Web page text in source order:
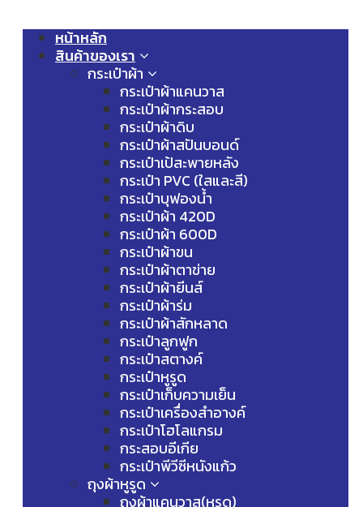
หน้าหลัก
สินค้าของเรา
กระเป๋าผ้า
กระเป๋าผ้าแคนวาส
กระเป๋าผ้ากระสอบ
กระเป๋าผ้าดิบ
กระเป๋าผ้าสปันบอนด์
กระเป๋าเป้สะพายหลัง
กระเป๋า PVC (ใสและสี)
กระเป๋าบุฟองน้ำ
กระเป๋าผ้า 420D
กระเป๋าผ้า 600D
กระเป๋าผ้าขน
กระเป๋าผ้าตาข่าย
กระเป๋าผ้ายีนส์
กระเป๋าผ้าร่ม
กระเป๋าผ้าสักหลาด
กระเป๋าลูกฟูก
กระเป๋าสตางค์
กระเป๋าหูรูด
กระเป๋าเก็บความเย็น
กระเป๋าเครื่องสำอางค์
กระเป๋าโฮโลแกรม
กระสอบอีเกีย
กระเป๋าพีวีซีหนังแก้ว
ถุงผ้าหูรูด
ถุงผ้าแคนวาส(หูรูด)